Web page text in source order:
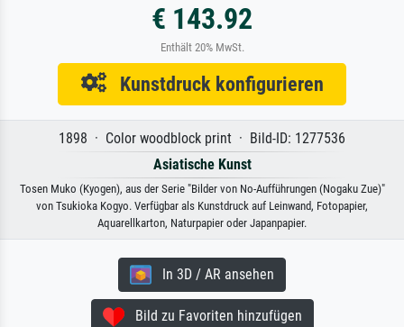
€ 143.92
Enthält 20% MwSt.
Kunstdruck konfigurieren
1898 · Color woodblock print · Bild-ID: 1277536
Asiatische Kunst
Tosen Muko (Kyogen), aus der Serie "Bilder von No-Aufführungen (Nogaku Zue)"
von Tsukioka Kogyo. Verfügbar als Kunstdruck auf Leinwand, Fotopapier,
Aquarellkarton, Naturpapier oder Japanpapier.
In 3D / AR ansehen
Bild zu Favoriten hinzufügen